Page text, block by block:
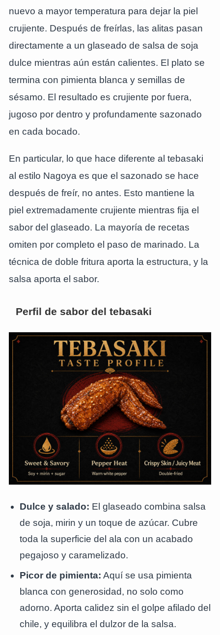
nuevo a mayor temperatura para dejar la piel
crujiente. Después de freírlas, las alitas pasan
directamente a un glaseado de salsa de soja
dulce mientras aún están calientes. El plato se
termina con pimienta blanca y semillas de
sésamo. El resultado es crujiente por fuera,
jugoso por dentro y profundamente sazonado
en cada bocado.
En particular, lo que hace diferente al tebasaki
al estilo Nagoya es que el sazonado se hace
después de freír, no antes. Esto mantiene la
piel extremadamente crujiente mientras fija el
sabor del glaseado. La mayoría de recetas
omiten por completo el paso de marinado. La
técnica de doble fritura aporta la estructura, y la
salsa aporta el sabor.
Perfil de sabor del tebasaki
Dulce y salado: El glaseado combina salsa
de soja, mirin y un toque de azúcar. Cubre
toda la superficie del ala con un acabado
pegajoso y caramelizado.
Picor de pimienta: Aquí se usa pimienta
blanca con generosidad, no solo como
adorno. Aporta calidez sin el golpe afilado del
chile, y equilibra el dulzor de la salsa.